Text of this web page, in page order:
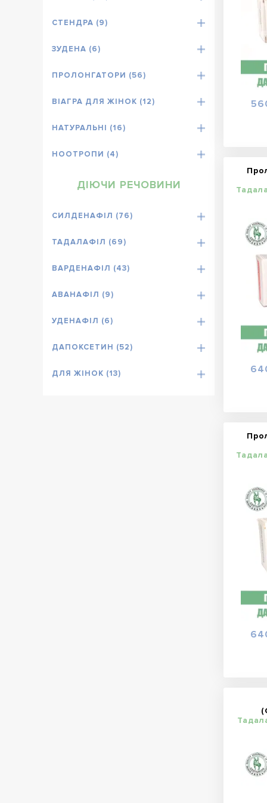
СТЕНДРА (9)
ЗУДЕНА (6)
ПРОЛОНГАТОРИ (56)
ВІАГРА ДЛЯ ЖІНОК (12)
НАТУРАЛЬНІ (16)
НООТРОПИ (4)
ДІЮЧИ РЕЧОВИНИ
СИЛДЕНАФІЛ (76)
ТАДАЛАФІЛ (69)
ВАРДЕНАФІЛ (43)
АВАНАФІЛ (9)
УДЕНАФІЛ (6)
ДАПОКСЕТИН (52)
ДЛЯ ЖІНОК (13)